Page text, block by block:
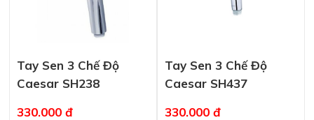
Tay Sen 3 Chế Độ
Caesar SH238
330.000 đ
Tay Sen 3 Chế Độ
Caesar SH437
330.000 đ